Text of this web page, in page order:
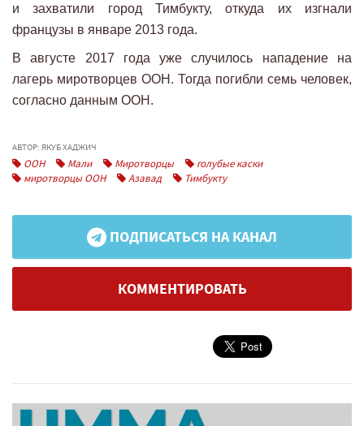
и захватили город Тимбукту, откуда их изгнали
французы в январе 2013 года.
В августе 2017 года уже случилось нападение на
лагерь миротворцев ООН. Тогда погибли семь человек,
согласно данным ООН.
АВТОР: ЯКУБ ХАДЖИЧ
ООН Мали Миротворцы
голубые каски
миротворцы ООН
Азавад Тимбукту
ПОДПИСАТЬСЯ НА КАНАЛ
КОММЕНТИРОВАТЬ